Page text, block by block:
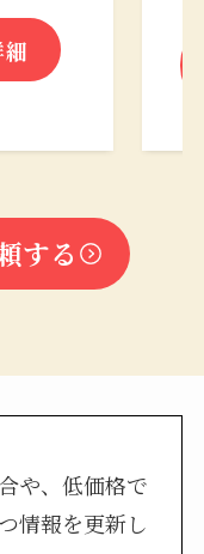
する
や、低価格で
情報を更新し